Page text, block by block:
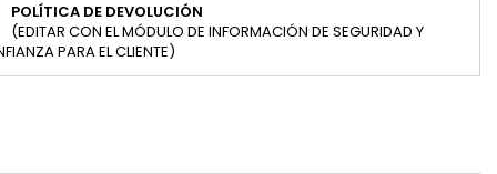
POLÍTICA DE DEVOLUCIÓN
(EDITAR CON EL MÓDULO DE INFORMACIÓN DE SEGURIDAD Y
PARA EL CLIENTE)